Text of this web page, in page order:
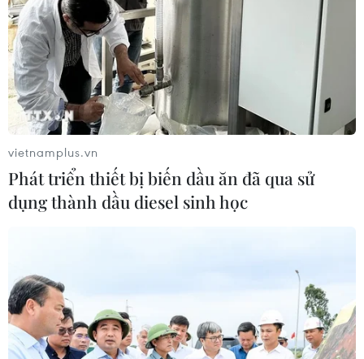
Giám đốc chủ trì buổi làm việc giữa Thông tấn xã Việt
Nam với các Trưởng cơ quan đại diện Việt Nam tại
nước ngoài mới được tiến cử năm 2020.
vietnamplus.vn
Phát triển thiết bị biến dầu ăn đã qua sử
dụng thành dầu diesel sinh học